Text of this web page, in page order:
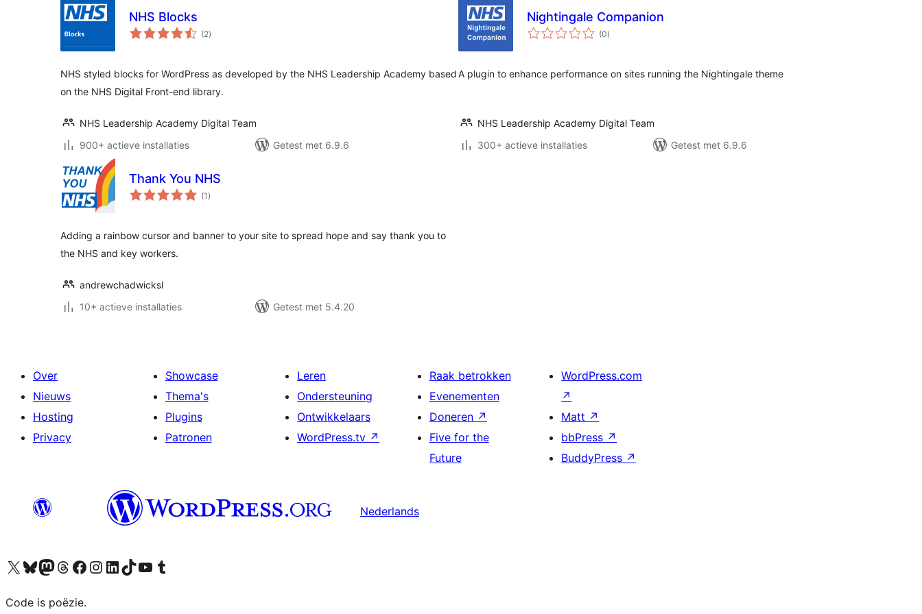
NHS Blocks
(2totaal
waarderingen
)
NHS styled blocks for WordPress as developed by the NHS Leadership Academy based
on the NHS Digital Front-end library.
NHS Leadership Academy Digital Team
900+ actieve installaties
Getest met 6.9.6
Nightingale Companion
(0totaal
waarderingen
)
A plugin to enhance performance on sites running the Nightingale theme
NHS Leadership Academy Digital Team
300+ actieve installaties
Getest met 6.9.6
Thank You NHS
(1 totaal
waarderingen
)
Adding a rainbow cursor and banner to your site to spread hope and say thank you to
the NHS and key workers.
andrewchadwicksl
10+ actieve installaties
Getest met 5.4.20
Over
Nieuws
Hosting
Privacy
Showcase
Thema's
Plugins
Patronen
Leren
Ondersteuning
Ontwikkelaars
WordPress.tv ↗
Raak betrokken
Evenementen
Doneren ↗
Five for the
Future
WordPress.com
↗
Matt ↗
bbPress ↗
BuddyPress ↗
Nederlands
Bezoek ons X (voorheen Twitter) account
Bezoek ons Bluesky account
Bezoek ons Mastodon account
Bezoek ons Threads account
Onze Facebook pagina bezoeken
Bezoek ons Instagram account
Bezoek ons LinkedIn account
Bezoek ons TikTok account
Bezoek ons YouTube kanaalBezoek ons Tumblr account
Code is poëzie.